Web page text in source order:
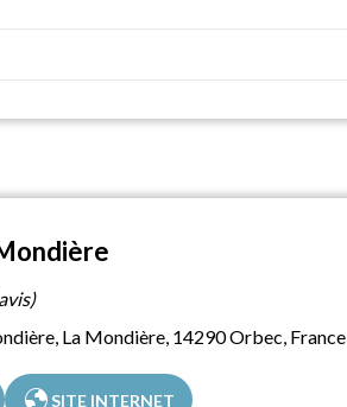
La Mondière, 14290 Orbec, France
globeSITE INTERNET